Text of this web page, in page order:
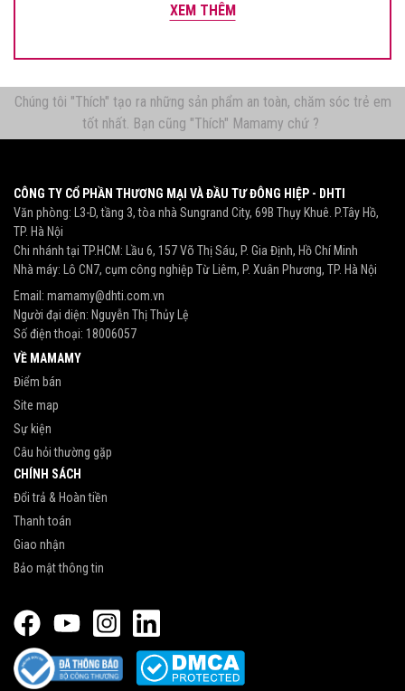
XEM THÊM
Chúng tôi "Thích" tạo ra những sản phẩm an toàn, chăm sóc trẻ em
tốt nhất. Bạn cũng "Thích" Mamamy chứ ?
CÔNG TY CỔ PHẦN THƯƠNG MẠI VÀ ĐẦU TƯ ĐÔNG HIỆP - DHTI
Văn phòng: L3-D, tầng 3, tòa nhà Sungrand City, 69B Thụy Khuê. P.Tây Hồ,
TP. Hà Nội
Chi nhánh tại TP.HCM: Lầu 6, 157 Võ Thị Sáu, P. Gia Định, Hồ Chí Minh
Nhà máy: Lô CN7, cụm công nghiệp Từ Liêm, P. Xuân Phương, TP. Hà Nội
Email: mamamy@dhti.com.vn
Người đại diện: Nguyễn Thị Thủy Lệ
Số điện thoại: 18006057
VỀ MAMAMY
Điểm bán
Site map
Sự kiện
Câu hỏi thường gặp
CHÍNH SÁCH
Đổi trả & Hoàn tiền
Thanh toán
Giao nhận
Bảo mật thông tin